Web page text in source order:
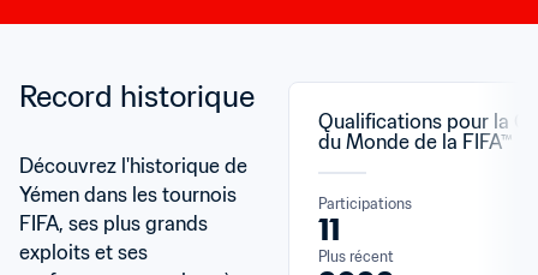
Record historique
Découvrez l'historique de
Yémen dans les tournois
FIFA, ses plus grands
exploits et ses
Qualifications pour la
du Monde de la FIFA™
Participations
11
Plus récent